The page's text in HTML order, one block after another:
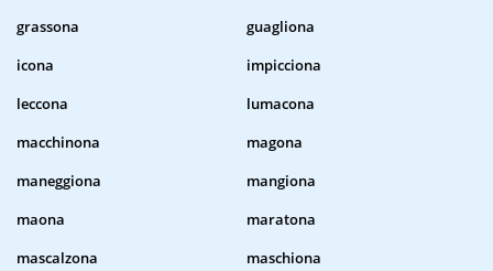
grassona
guagliona
icona
impicciona
leccona
lumacona
macchinona
magona
maneggiona
mangiona
maona
maratona
mascalzona
maschiona